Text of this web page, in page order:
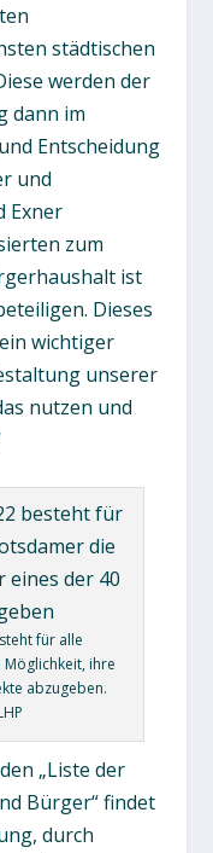
städtischen
werden der
dann im
Entscheidung
und
Exner
zum
ist
Dieses
wichtiger
unserer
nutzen und
für alle
ihre
abzugeben.
„Liste der
Bürger“ findet
durch